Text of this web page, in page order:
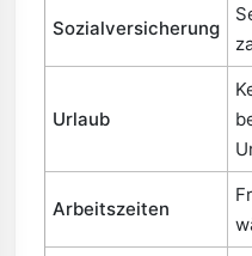
Sozialversicherung
Urlaub
Arbeitszeiten